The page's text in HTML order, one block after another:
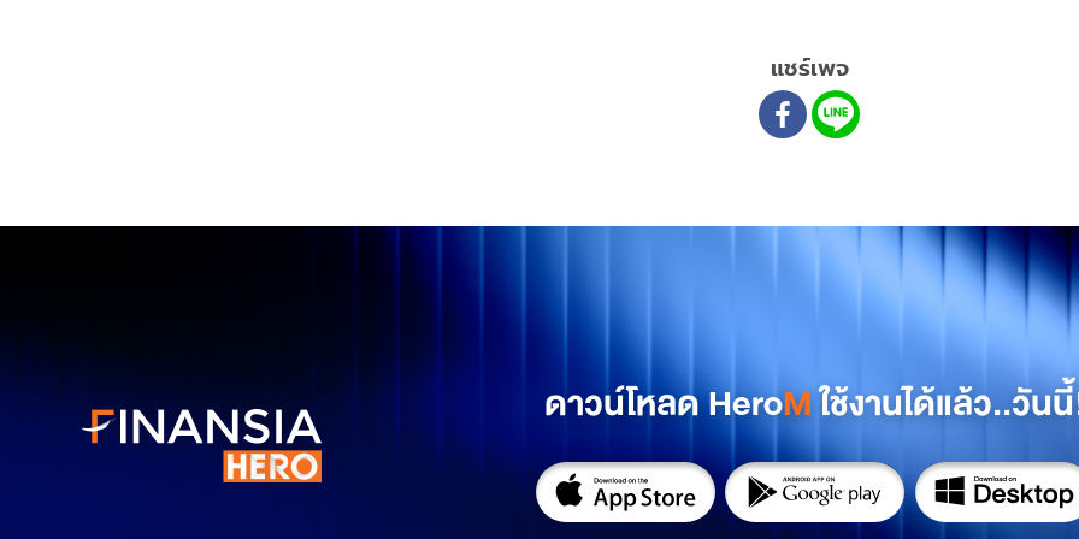
แชร์เพจ
ดาวน์โหลด HeroMใช้งานได้แล้ว..วัน